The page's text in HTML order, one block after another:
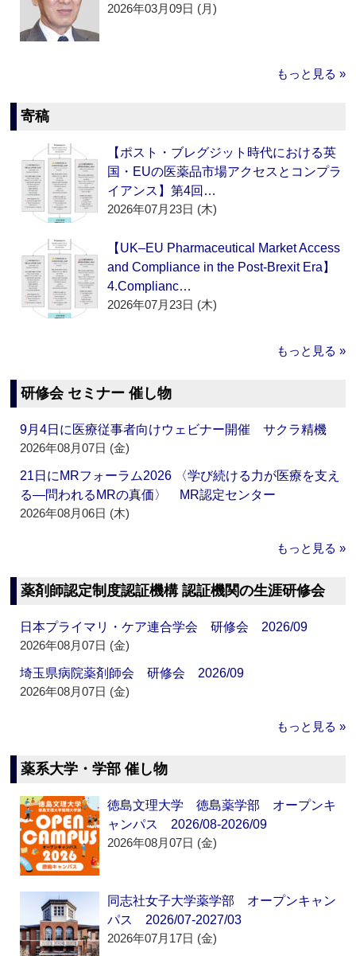
2026年03月09日 (月)
もっと見る »
寄稿
【ポスト・ブレグジット時代における英
国・EUの医薬品市場アクセスとコンプラ
イアンス】第4回…
2026年07月23日 (木)
【UK–EU Pharmaceutical Market Access
and Compliance in the Post-Brexit Era】
4.Complianc…
2026年07月23日 (木)
もっと見る »
研修会 セミナー 催し物
9月4日に医療従事者向けウェビナー開催 サクラ精機
2026年08月07日 (金)
21日にMRフォーラム2026 〈学び続ける力が医療を支え
る―問われるMRの真価〉 MR認定センター
2026年08月06日 (木)
もっと見る »
薬剤師認定制度認証機構 認証機関の生涯研修会
日本プライマリ・ケア連合学会 研修会 2026/09
2026年08月07日 (金)
埼玉県病院薬剤師会 研修会 2026/09
2026年08月07日 (金)
もっと見る »
薬系大学・学部 催し物
徳島文理大学 徳島薬学部 オープンキ
ャンパス 2026/08-2026/09
2026年08月07日 (金)
同志社女子大学薬学部 オープンキャン
パス 2026/07-2027/03
2026年07月17日 (金)